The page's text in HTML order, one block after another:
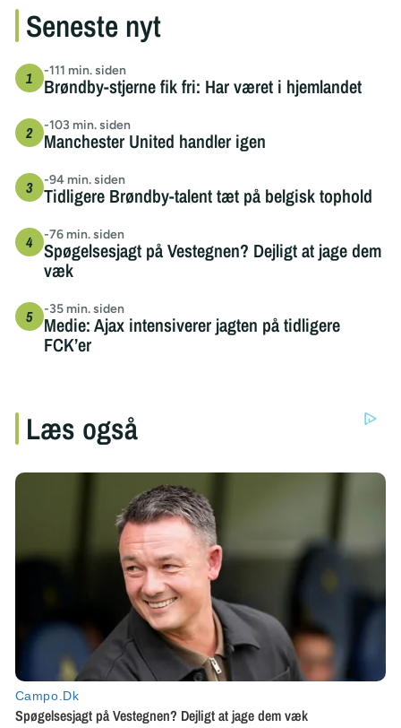
Seneste nyt
-111 min. siden
Brøndby-stjerne fik fri: Har været i hjemlandet
-103 min. siden
Manchester United handler igen
-94 min. siden
Tidligere Brøndby-talent tæt på belgisk tophold
-76 min. siden
Spøgelsesjagt på Vestegnen? Dejligt at jage dem
væk
-35 min. siden
Medie: Ajax intensiverer jagten på tidligere
FCK’er